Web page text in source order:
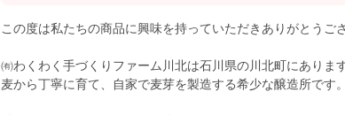
この度は私たちの商品に興味を持っていただきありがとうご
㈲わくわく手づくりファーム川北は石川県の川北町にありま
麦から丁寧に育て、自家で麦芽を製造する希少な醸造所です。